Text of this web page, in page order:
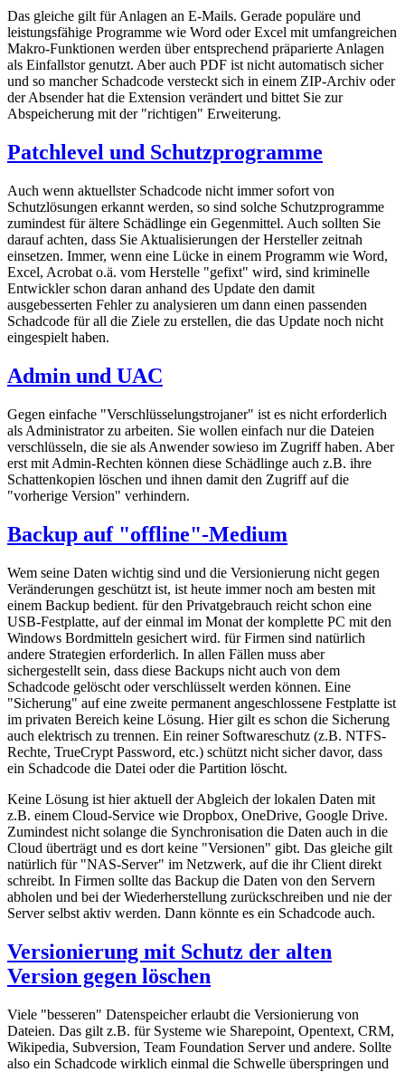
Das gleiche gilt für Anlagen an E-Mails. Gerade populäre und
leistungsfähige Programme wie Word oder Excel mit umfangreichen
Makro-Funktionen werden über entsprechend präparierte Anlagen
als Einfallstor genutzt. Aber auch PDF ist nicht automatisch sicher
und so mancher Schadcode versteckt sich in einem ZIP-Archiv oder
der Absender hat die Extension verändert und bittet Sie zur
Abspeicherung mit der "richtigen" Erweiterung.
Patchlevel und Schutzprogramme
Auch wenn aktuellster Schadcode nicht immer sofort von
Schutzlösungen erkannt werden, so sind solche Schutzprogramme
zumindest für ältere Schädlinge ein Gegenmittel. Auch sollten Sie
darauf achten, dass Sie Aktualisierungen der Hersteller zeitnah
einsetzen. Immer, wenn eine Lücke in einem Programm wie Word,
Excel, Acrobat o.ä. vom Herstelle "gefixt" wird, sind kriminelle
Entwickler schon daran anhand des Update den damit
ausgebesserten Fehler zu analysieren um dann einen passenden
Schadcode für all die Ziele zu erstellen, die das Update noch nicht
eingespielt haben.
Admin und UAC
Gegen einfache "Verschlüsselungstrojaner" ist es nicht erforderlich
als Administrator zu arbeiten. Sie wollen einfach nur die Dateien
verschlüsseln, die sie als Anwender sowieso im Zugriff haben. Aber
erst mit Admin-Rechten können diese Schädlinge auch z.B. ihre
Schattenkopien löschen und ihnen damit den Zugriff auf die
"vorherige Version" verhindern.
Backup auf "offline"-Medium
Wem seine Daten wichtig sind und die Versionierung nicht gegen
Veränderungen geschützt ist, ist heute immer noch am besten mit
einem Backup bedient. für den Privatgebrauch reicht schon eine
USB-Festplatte, auf der einmal im Monat der komplette PC mit den
Windows Bordmitteln gesichert wird. für Firmen sind natürlich
andere Strategien erforderlich. In allen Fällen muss aber
sichergestellt sein, dass diese Backups nicht auch von dem
Schadcode gelöscht oder verschlüsselt werden können. Eine
"Sicherung" auf eine zweite permanent angeschlossene Festplatte ist
im privaten Bereich keine Lösung. Hier gilt es schon die Sicherung
auch elektrisch zu trennen. Ein reiner Softwareschutz (z.B. NTFS-
Rechte, TrueCrypt Password, etc.) schützt nicht sicher davor, dass
ein Schadcode die Datei oder die Partition löscht.
Keine Lösung ist hier aktuell der Abgleich der lokalen Daten mit
z.B. einem Cloud-Service wie Dropbox, OneDrive, Google Drive.
Zumindest nicht solange die Synchronisation die Daten auch in die
Cloud überträgt und es dort keine "Versionen" gibt. Das gleiche gilt
natürlich für "NAS-Server" im Netzwerk, auf die ihr Client direkt
schreibt. In Firmen sollte das Backup die Daten von den Servern
abholen und bei der Wiederherstellung zurückschreiben und nie der
Server selbst aktiv werden. Dann könnte es ein Schadcode auch.
Versionierung mit Schutz der alten
Version gegen löschen
Viele "besseren" Datenspeicher erlaubt die Versionierung von
Dateien. Das gilt z.B. für Systeme wie Sharepoint, Opentext, CRM,
Wikipedia, Subversion, Team Foundation Server und andere. Sollte
also ein Schadcode wirklich einmal die Schwelle überspringen und